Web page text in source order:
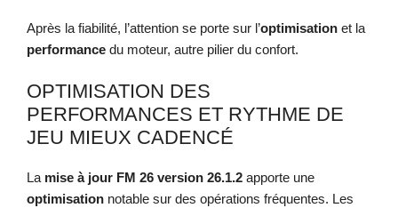
Après la fiabilité, l’attention se porte sur l’optimisation et la
performance du moteur, autre pilier du confort.
OPTIMISATION DES
PERFORMANCES ET RYTHME DE
JEU MIEUX CADENCÉ
La mise à jour FM 26 version 26.1.2 apporte une
optimisation notable sur des opérations fréquentes. Les